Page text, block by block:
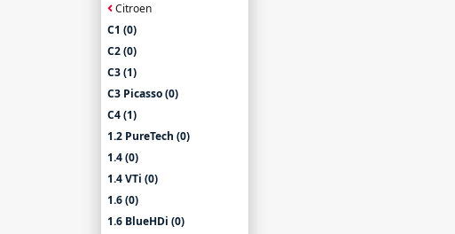
Citroen
C1 (0)
C2 (0)
C3 (1)
C3 Picasso (0)
C4 (1)
1.2 PureTech (0)
1.4 (0)
1.4 VTi (0)
1.6 (0)
1.6 BlueHDi (0)